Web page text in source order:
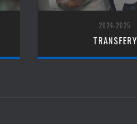
2024-2025
TRANSFERY